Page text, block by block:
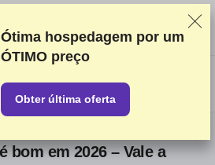
com base em testes e pesquisas
em consideração seu feedback e
provedores. Esta página contém links
US$
bom em 2026 – Vale a
Ótima hospedagem por um
ÓTIMO preço
Obter última oferta